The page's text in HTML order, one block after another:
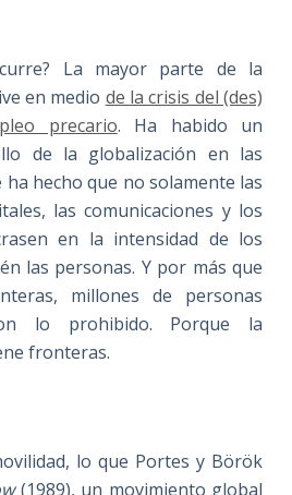
La mayor parte de la
en medio de la crisis del (des)
precario. Ha habido un
de la globalización en las
ha hecho que no solamente las
las comunicaciones y los
en la intensidad de los
las personas. Y por más que
millones de personas
lo prohibido. Porque la
fronteras.
lo que Portes y Börök
(1989), un movimiento global